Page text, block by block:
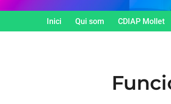
Inici Qui som CDIAP Mollet